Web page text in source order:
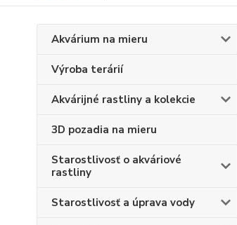
Akvárium na mieru
Výroba terárií
Akvárijné rastliny a kolekcie
3D pozadia na mieru
Starostlivosť o akváriové
rastliny
Starostlivosť a úprava vody